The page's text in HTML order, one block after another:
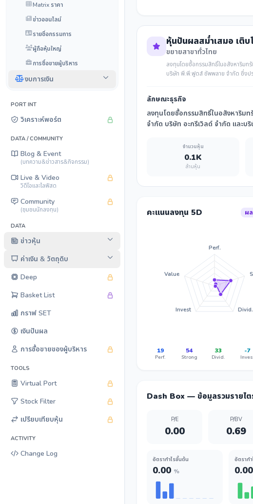
Matrix ราคา
ข่าวออนไลน์
รายชื่อกรรมการ
ผู้ถือหุ้นใหญ่
การซื้อขายผู้บริหาร
งบการเงิน
PORT INT
วิเคราะห์พอร์ต
DATA / COMMUNITY
Blog & Event
(บทความ&ข่าวสาร&กิจกรรม)
Live & Video
วิดีโอและไลฟ์สด
Community
(ชุมชนนักลงทุน)
DATA
ข่าวหุ้น
ค่าเงิน & วัตถุดิบ
Deep
Basket List
กราฟ SET
เงินปันผล
การซื้อขายของผู้บริหาร
TOOLS
Virtual Port
Stock Filter
เปรียบเทียบหุ้น
ACTIVITY
Change Log
หุ้นปันผลสม่ำเสมอ เติบ
ขยายสาขาทั่วไทย
ลงทุนโดยซื้อกรรมสิทธิ์ในอสังหาริมท
บริษัท พี.พี.ฟูดส์ ซัพพลาย จำกัด ซึ่งปร
ลักษณะธุรกิจ
ลงทุนโดยซื้อกรรมสิทธิ์ในอสังหาริม
จำกัด บริษัท อะกรีเวิลด์ จำกัด และ
จำนวนหุ้น
0.1K
ล้านหุ้น
คะแนนลงทุน 5D ผ
Perf.
Divid.
Invest
Value
19
Perf.
54
Strong
33
Divid.
-7
Dash Box — ข้อมูลรวมรายไต
P/E
0.00
P/BV
0.69
อัตรากำไรขั้นต้น
0.00 %
อัตราก
0.00